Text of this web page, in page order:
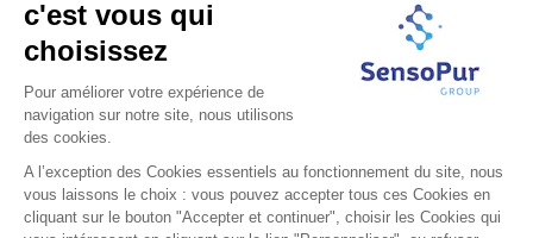
Parc technologique de l is
40 rue Antoine Condorcet
04 74 07 33 51